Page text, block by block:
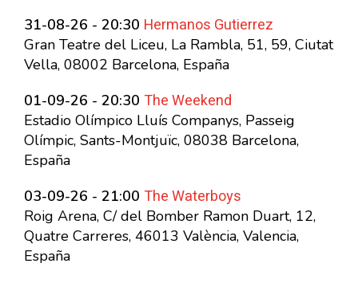
31-08-26 - 20:30 Hermanos Gutierrez
Gran Teatre del Liceu, La Rambla, 51, 59, Ciutat
Vella, 08002 Barcelona, España
01-09-26 - 20:30 The Weekend
Estadio Olímpico Lluís Companys, Passeig
Olímpic, Sants-Montjuïc, 08038 Barcelona,
España
03-09-26 - 21:00 The Waterboys
Roig Arena, C/ del Bomber Ramon Duart, 12,
Quatre Carreres, 46013 València, Valencia,
España